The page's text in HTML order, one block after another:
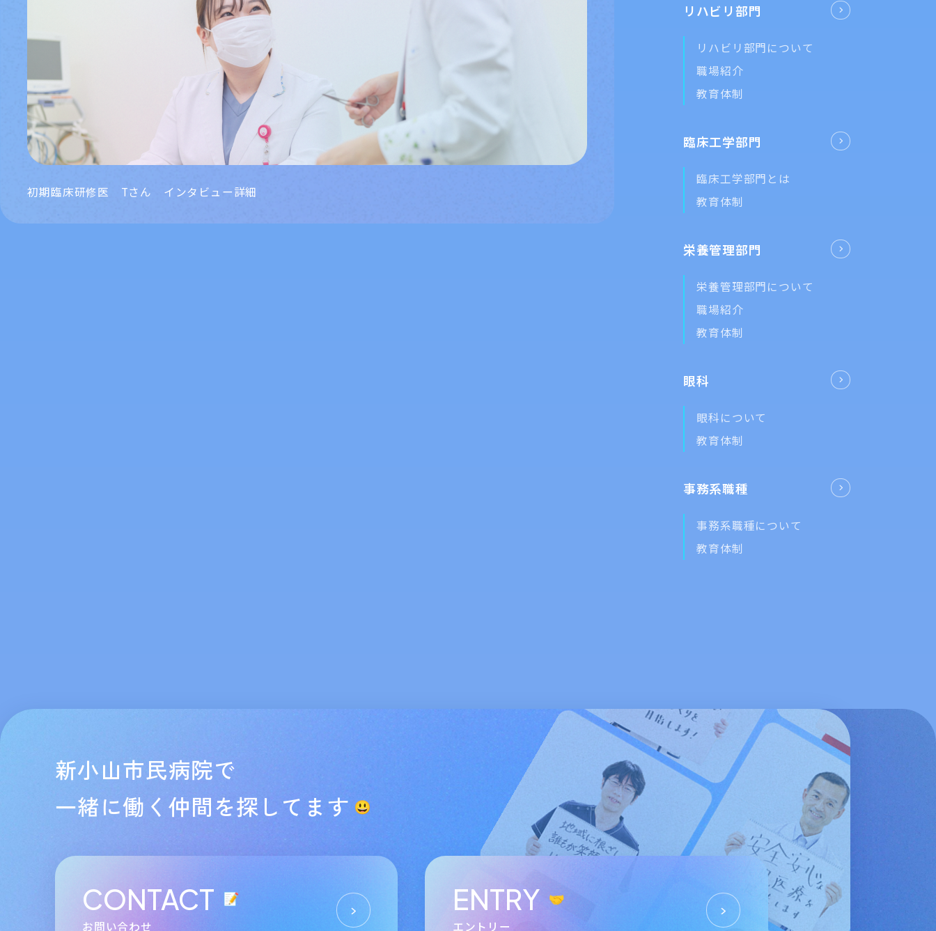
初期臨床研修医 Tさん インタビュー詳細
リハビリ部門
リハビリ部門について
職場紹介
教育体制
臨床工学部門
臨床工学部門とは
教育体制
栄養管理部門
栄養管理部門について
職場紹介
教育体制
眼科
眼科について
教育体制
事務系職種
事務系職種について
教育体制
新小山市民病院で
一緒に働く仲間を探してます
CONTACT
お問い合わせ
ENTRY
エントリー